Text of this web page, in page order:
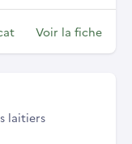
Voir la fiche
laitiers